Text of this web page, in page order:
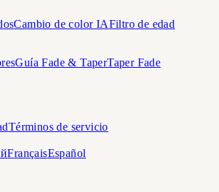
Cambio de color IAFiltro de edad
Guía Fade & TaperTaper Fade
Términos de servicio
FrançaisEspañol